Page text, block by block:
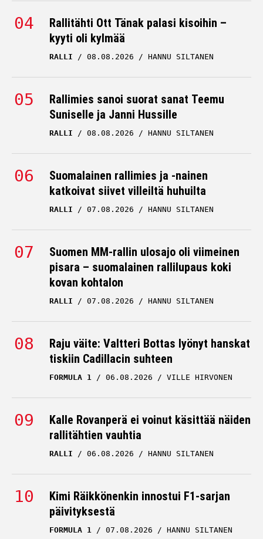
Rallitähti Ott Tänak palasi kisoihin –
kyyti oli kylmää
RALLI 08.08.2026 HANNU SILTANEN
Rallimies sanoi suorat sanat Teemu
Suniselle ja Janni Hussille
RALLI 08.08.2026 HANNU SILTANEN
Suomalainen rallimies ja -nainen
katkoivat siivet villeiltä huhuilta
RALLI 07.08.2026 HANNU SILTANEN
Suomen MM-rallin ulosajo oli viimeinen
pisara – suomalainen rallilupaus koki
kovan kohtalon
RALLI 07.08.2026 HANNU SILTANEN
Raju väite: Valtteri Bottas lyönyt hanskat
tiskiin Cadillacin suhteen
FORMULA 1 06.08.2026 VILLE HIRVONEN
Kalle Rovanperä ei voinut käsittää näiden
rallitähtien vauhtia
RALLI 06.08.2026 HANNU SILTANEN
Kimi Räikkönenkin innostui F1-sarjan
päivityksestä
FORMULA 1 07.08.2026 HANNU SILTANEN